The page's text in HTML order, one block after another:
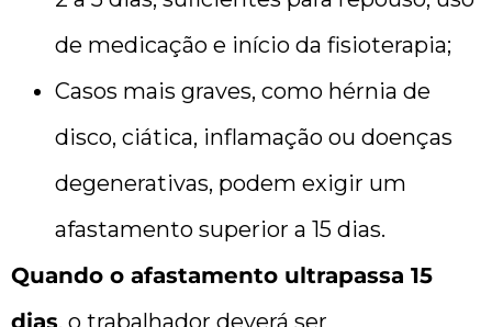
de medicação e início da fisioterapia;
Casos mais graves, como hérnia de
disco, ciática, inflamação ou doenças
degenerativas, podem exigir um
afastamento superior a 15 dias.
Quando o afastamento ultrapassa 15
dias, o trabalhador deverá ser